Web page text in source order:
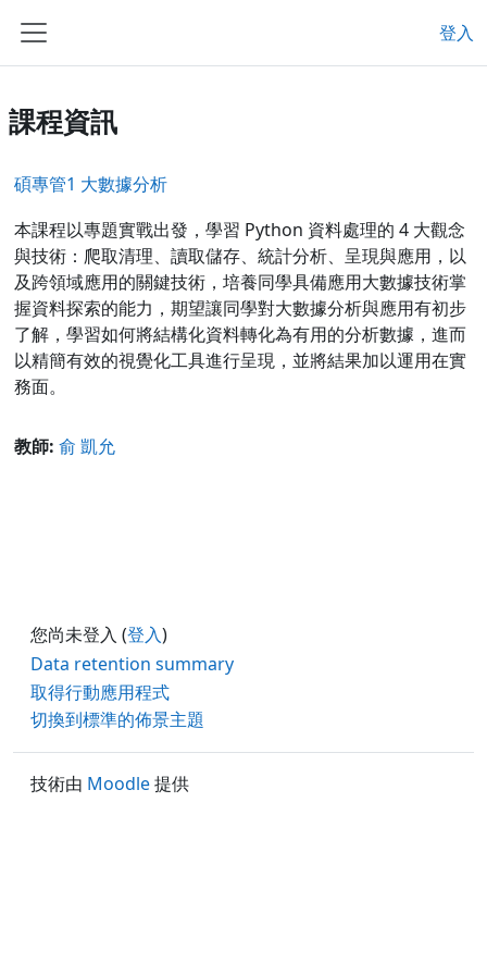
側板
登入
課程資訊
碩專管1 大數據分析
本課程以專題實戰出發，學習 Python 資料處理的 4 大觀念
與技術：爬取清理、讀取儲存、統計分析、呈現與應用，以
及跨領域應用的關鍵技術，培養同學具備應用大數據技術掌
握資料探索的能力，期望讓同學對大數據分析與應用有初步
了解，學習如何將結構化資料轉化為有用的分析數據，進而
以精簡有效的視覺化工具進行呈現，並將結果加以運用在實
務面。
教師: 俞 凱允
您尚未登入 (登入)
Data retention summary
取得行動應用程式
切換到標準的佈景主題
技術由 Moodle提供